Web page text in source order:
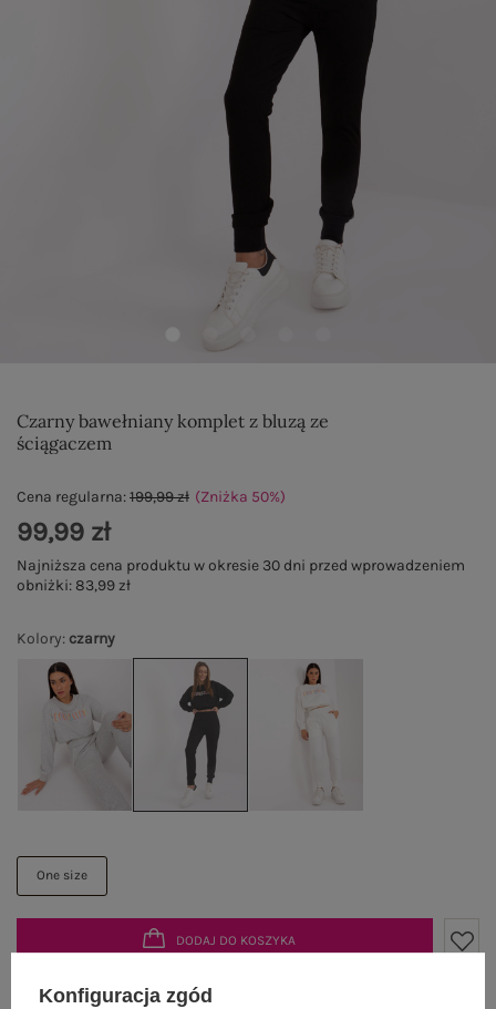
Czarny bawełniany komplet z bluzą ze
ściągaczem
Kolory: czarny
One size
Cena regularna:199,99 zł (Zniżka 50%)
99,99 zł
Najniższa cena produktu w okresie 30 dni przed wprowadzeniem
obniżki: 83,99 zł
DODAJ DO KOSZYKA
Możesz kupić także poprzez:
Konfiguracja zgód